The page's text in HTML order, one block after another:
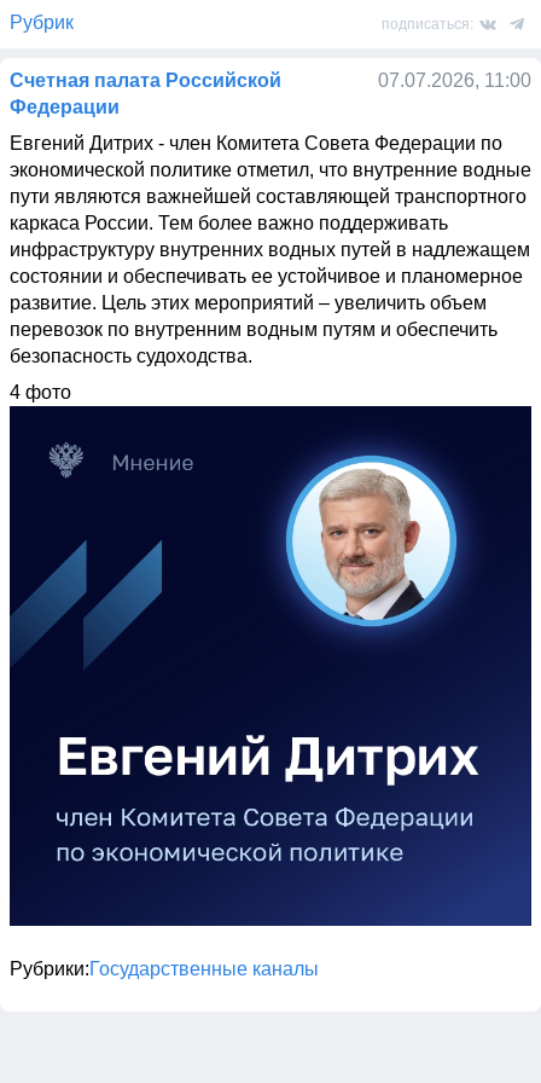
Рубрик подписаться:
Счетная палата Российской
Федерации
07.07.2026, 11:00
Евгений Дитрих - член Комитета Совета Федерации по
экономической политике отметил, что внутренние водные
пути являются важнейшей составляющей транспортного
каркаса России. Тем более важно поддерживать
инфраструктуру внутренних водных путей в надлежащем
состоянии и обеспечивать ее устойчивое и планомерное
развитие. Цель этих мероприятий – увеличить объем
перевозок по внутренним водным путям и обеспечить
безопасность судоходства.
4 фото
Рубрики Государственные каналы